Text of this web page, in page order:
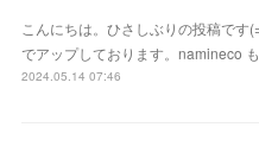
こんにちは。ひさしぶりの投稿です
でアップしております。namineco
2024.05.14 07:46